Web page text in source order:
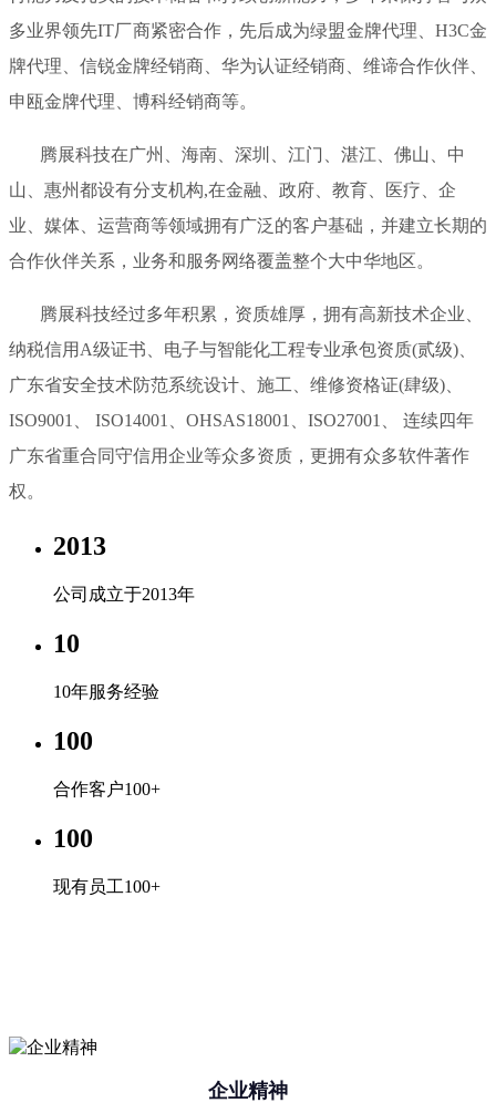
多业界领先IT厂商紧密合作，先后成为绿盟金牌代理、H3C金
牌代理、信锐金牌经销商、华为认证经销商、维谛合作伙伴、
申瓯金牌代理、博科经销商等。
腾展科技在广州、海南、深圳、江门、湛江、佛山、中
山、惠州都设有分支机构,在金融、政府、教育、医疗、企
业、媒体、运营商等领域拥有广泛的客户基础，并建立长期的
合作伙伴关系，业务和服务网络覆盖整个大中华地区。
腾展科技经过多年积累，资质雄厚，拥有高新技术企业、
纳税信用A级证书、电子与智能化工程专业承包资质(贰级)、
广东省安全技术防范系统设计、施工、维修资格证(肆级)、
ISO9001、 ISO14001、OHSAS18001、ISO27001、 连续四年
广东省重合同守信用企业等众多资质，更拥有众多软件著作
权。
2013
公司成立于2013年
10
10年服务经验
100
合作客户100+
100
现有员工100+
企业精神